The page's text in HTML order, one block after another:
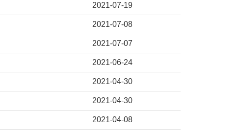
2021-07-19
2021-07-08
2021-07-07
2021-06-24
2021-04-30
2021-04-30
2021-04-08